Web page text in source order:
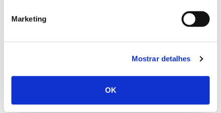
Marketing
Mostrar detalhes
OK
25.06.2026